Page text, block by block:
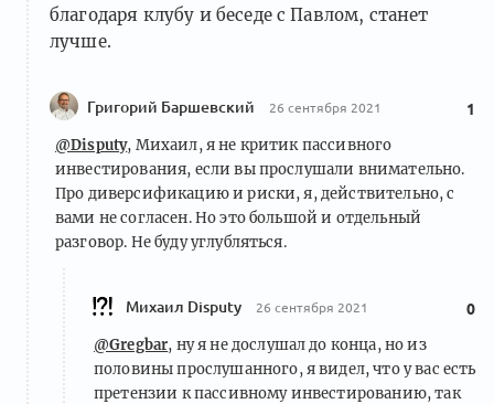
благодаря клубу и беседе с Павлом, станет
лучше.
Григорий Баршевский 26 сентября 2021 1
@Disputy, Михаил, я не критик пассивного
инвестирования, если вы прослушали внимательно.
Про диверсификацию и риски, я, действительно, с
вами не согласен. Но это большой и отдельный
разговор. Не буду углубляться.
Михаил Disputy 26 сентября 2021 0
@Gregbar, ну я не дослушал до конца, но из
половины прослушанного, я видел, что у вас есть
претензии к пассивному инвестированию, так